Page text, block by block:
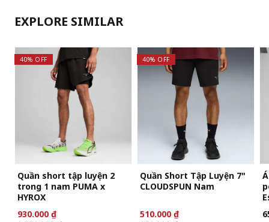
EXPLORE SIMILAR
40% OFF
Quần short tập luyện 2
trong 1 nam PUMA x
HYROX
930.000 ₫
40% OFF
Quần Short Tập Luyện 7"
CLOUDSPUN Nam
510.000 ₫